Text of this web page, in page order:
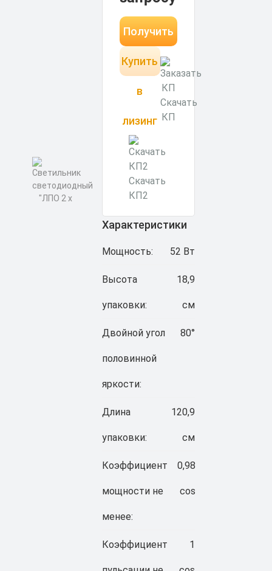
Характеристики
Мощность: 52 Вт
Высота
упаковки:
18,9
см
Двойной угол
половинной
яркости:
80°
Длина
упаковки:
120,9
см
Коэффициент
мощности не
менее:
0,98
cos
Коэффициент 1
Получить
КП за 15
минут
Купить
в
лизинг
Скачать
КП
Скачать
КП2